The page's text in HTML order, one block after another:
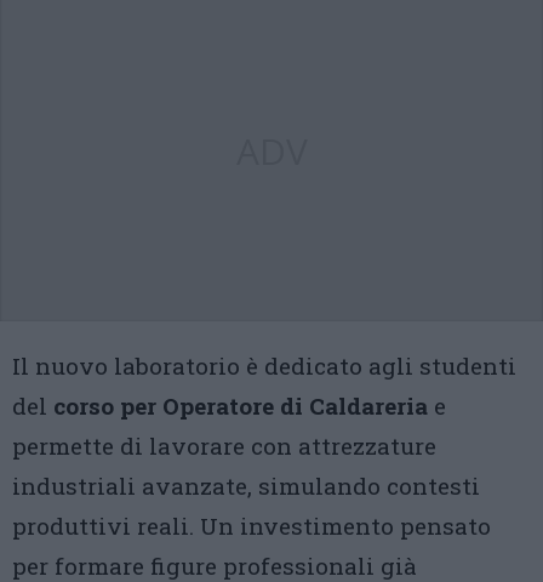
Il nuovo laboratorio è dedicato agli studenti
del corso per Operatore di Caldareria e
permette di lavorare con attrezzature
industriali avanzate, simulando contesti
produttivi reali. Un investimento pensato
per formare figure professionali già